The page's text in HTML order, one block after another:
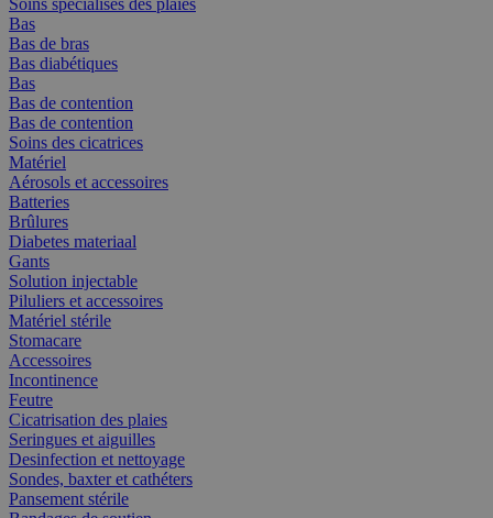
Soins spécialisés des plaies
Bas
Bas de bras
Bas diabétiques
Bas
Bas de contention
Bas de contention
Soins des cicatrices
Matériel
Aérosols et accessoires
Batteries
Brûlures
Diabetes materiaal
Gants
Solution injectable
Piluliers et accessoires
Matériel stérile
Stomacare
Accessoires
Incontinence
Feutre
Cicatrisation des plaies
Seringues et aiguilles
Desinfection et nettoyage
Sondes, baxter et cathéters
Pansement stérile